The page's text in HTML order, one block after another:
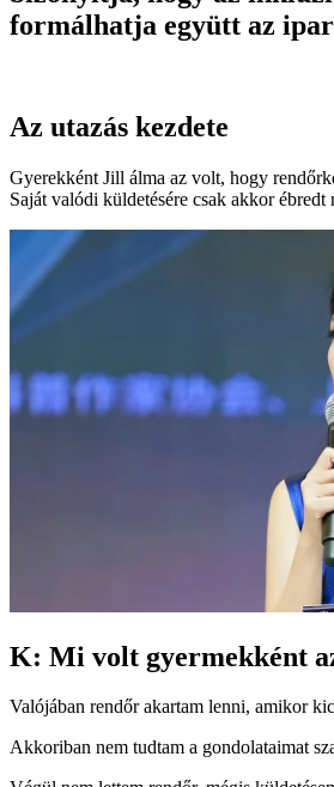
formálhatja együtt az
Az utazás kezdete
Gyerekként Jill álma az volt, hogy
Saját valódi küldetésére csak akkor
K: Mi volt gyermekként
Valójában rendőr akartam lenni, amikor
Akkoriban nem tudtam a gondolataimat